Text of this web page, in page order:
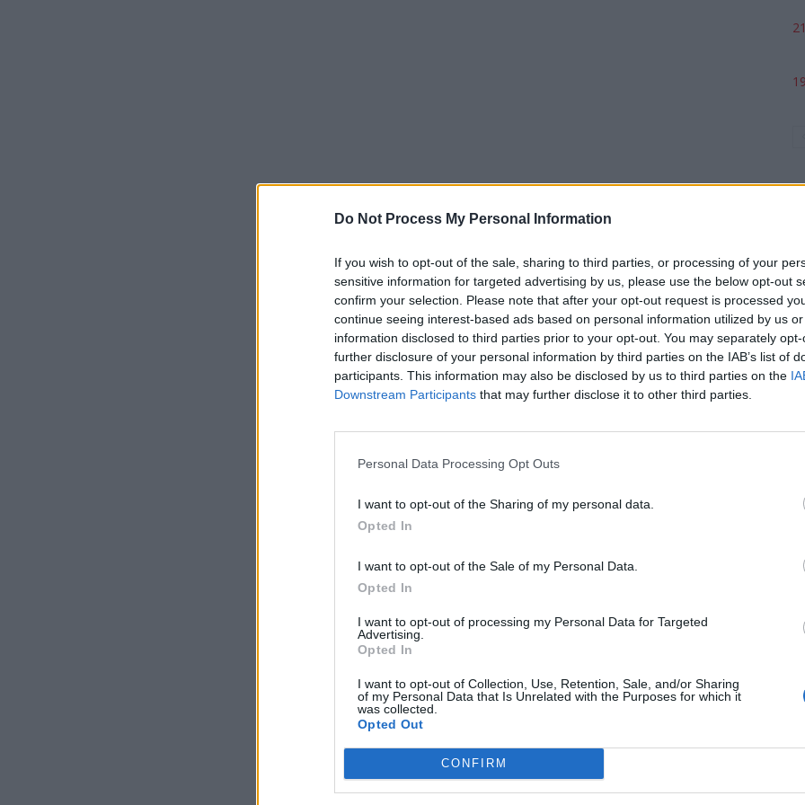
Do Not Process My Personal Information
If you wish to opt-out of the sale, sharing to third parties, or processing of your
sensitive information for targeted advertising by us, please use the below opt-out
confirm your selection. Please note that after your opt-out request is processed
continue seeing interest-based ads based on personal information utilized by us
information disclosed to third parties prior to your opt-out. You may separately
further disclosure of your personal information by third parties on the IAB’s list of
participants. This information may also be disclosed by us to third parties on the
Downstream Participants that may further disclose it to other third parties.
Personal Data Processing Opt Outs
I want to opt-out of the Sharing of my personal data.
Opted In
I want to opt-out of the Sale of my Personal Data.
Opted In
I want to opt-out of processing my Personal Data for Targeted
Advertising.
Opted In
I want to opt-out of Collection, Use, Retention, Sale, and/or Sharing
of my Personal Data that Is Unrelated with the Purposes for which it
was collected.
Opted Out
CONFIRM